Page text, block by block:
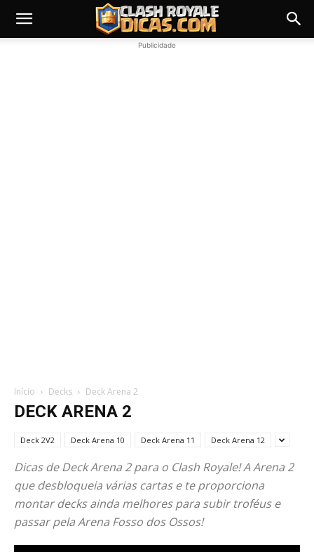
Publicidade
Início Decks Deck Arena 2
DECK ARENA 2
Deck 2V2 Deck Arena 10 Deck Arena 11 Deck Arena 12
Dicas de Deck Arena 2 para o Clash Royale! A Arena 2
que desbloqueia várias cartas e te proporciona
montar decks ainda melhores para subir troféus e
passar pela Arena Fosso dos Ossos!